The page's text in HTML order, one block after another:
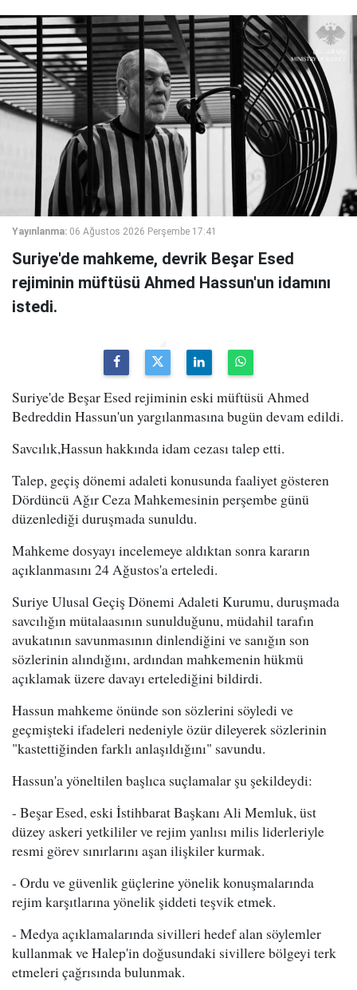
Yayınlanma: 06 Ağustos 2026 Perşembe 17:41
Suriye'de mahkeme, devrik Beşar Esed
rejiminin müftüsü Ahmed Hassun'un idamını
istedi.
Suriye'de Beşar Esed rejiminin eski müftüsü Ahmed
Bedreddin Hassun'un yargılanmasına bugün devam edildi.
Savcılık,Hassun hakkında idam cezası talep etti.
Talep, geçiş dönemi adaleti konusunda faaliyet gösteren
Dördüncü Ağır Ceza Mahkemesinin perşembe günü
düzenlediği duruşmada sunuldu.
Mahkeme dosyayı incelemeye aldıktan sonra kararın
açıklanmasını 24 Ağustos'a erteledi.
Suriye Ulusal Geçiş Dönemi Adaleti Kurumu, duruşmada
savcılığın mütalaasının sunulduğunu, müdahil tarafın
avukatının savunmasının dinlendiğini ve sanığın son
sözlerinin alındığını, ardından mahkemenin hükmü
açıklamak üzere davayı ertelediğini bildirdi.
Hassun mahkeme önünde son sözlerini söyledi ve
geçmişteki ifadeleri nedeniyle özür dileyerek sözlerinin
"kastettiğinden farklı anlaşıldığını" savundu.
Hassun'a yöneltilen başlıca suçlamalar şu şekildeydi:
- Beşar Esed, eski İstihbarat Başkanı Ali Memluk, üst
düzey askeri yetkililer ve rejim yanlısı milis liderleriyle
resmi görev sınırlarını aşan ilişkiler kurmak.
- Ordu ve güvenlik güçlerine yönelik konuşmalarında
rejim karşıtlarına yönelik şiddeti teşvik etmek.
- Medya açıklamalarında sivilleri hedef alan söylemler
kullanmak ve Halep'in doğusundaki sivillere bölgeyi terk
etmeleri çağrısında bulunmak.